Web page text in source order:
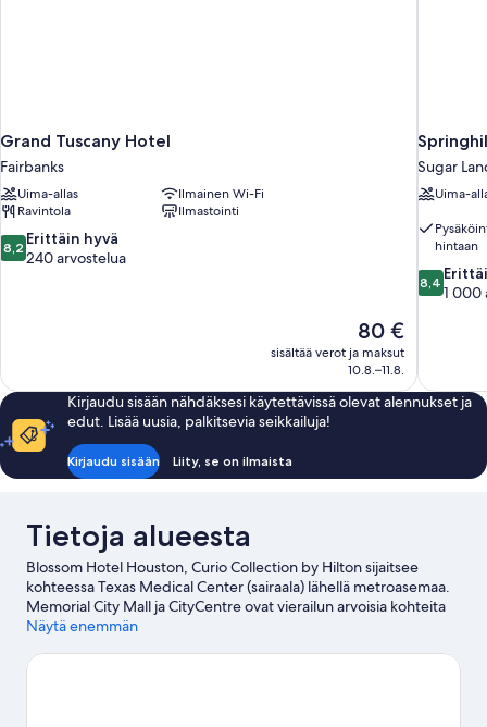
Grand Tuscany Hotel
Fairbanks
Uima-allas
Ilmainen Wi-Fi
Ravintola
Ilmastointi
8.2
kautta
8,2 Erittäin hyvä
240 arvostelua
Hinta
on
80 €
80 €
sisältää verot ja maksut
10.8.–11.8.
Sugar
Uima-
hintaan
8.4
kautta
arvostelua
8,4
1 000
Kirjaudu sisään nähdäksesi käytettävissä olevat alennukset ja
edut. Lisää uusia, palkitsevia seikkailuja!
Kirjaudu sisään Liity, se on ilmaista
Tietoja alueesta
Blossom Hotel Houston, Curio Collection by Hilton sijaitsee
kohteessa Texas Medical Center (sairaala) lähellä metroasemaa.
Memorial City Mall ja CityCentre ovat vierailun arvoisia kohteita
shoppailemaan haluaville, ja Houston Zoo and Hermann Park ja
nähtävyyksistä kiinnostuneille. Haluatko osallistua johonkin
Näytä enemmän